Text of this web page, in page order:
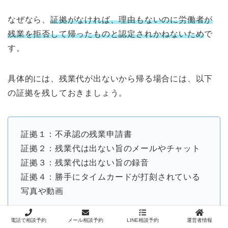
なぜなら、 証拠がなければ、理由もないのに労働者が
残業を拒否して帰ったものと認定されかねないためで
す。
具体的には、残業代が出ないから帰る場合には、以下
の証拠を残しておきましょう。
証拠１：不承認の残業申請書
証拠２：残業代は出ない旨のメールやチャット
証拠３：残業代は出ない旨の録音
証拠４：勝手にタイムカードが打刻されている
写真や動画
電話で相談予約 メール相談予約 LINE相談予約 運営者情報